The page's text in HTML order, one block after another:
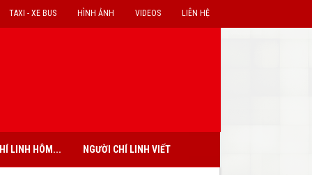
LIÊN HỆ
VIDEOS
HÌNH ẢNH
TAXI - XE BUS
LINH HÔM... NGƯỜI CHÍ LINH VIẾT